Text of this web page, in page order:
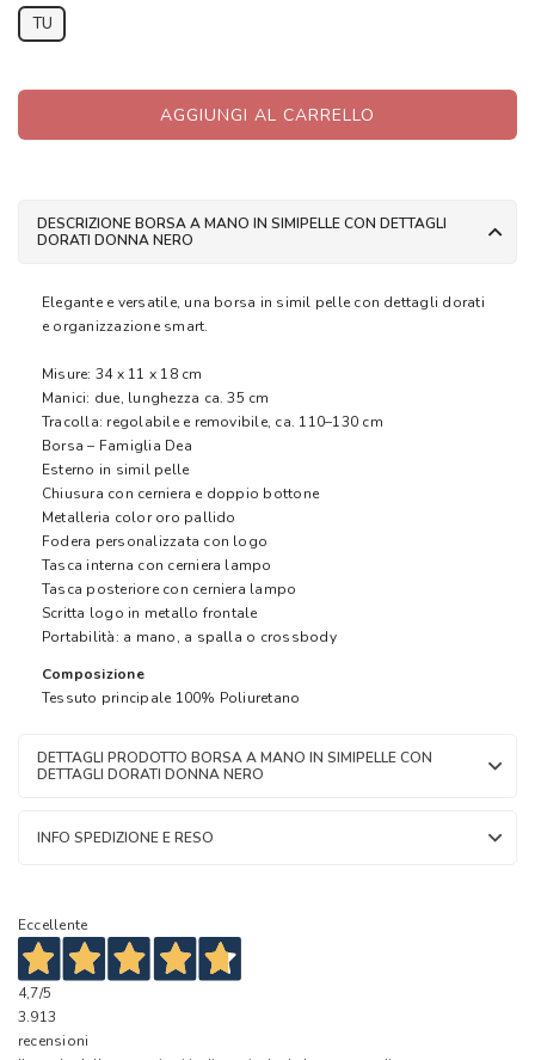
TU
AGGIUNGI AL CARRELLO
DESCRIZIONE BORSA A MANO IN SIMIPELLE CON DETTAGLI
DORATI DONNA NERO
Elegante e versatile, una borsa in simil pelle con dettagli dorati
e organizzazione smart.
Misure: 34 x 11 x 18 cm
Manici: due, lunghezza ca. 35 cm
Tracolla: regolabile e removibile, ca. 110–130 cm
Borsa – Famiglia Dea
Esterno in simil pelle
Chiusura con cerniera e doppio bottone
Metalleria color oro pallido
Fodera personalizzata con logo
Tasca interna con cerniera lampo
Tasca posteriore con cerniera lampo
Scritta logo in metallo frontale
Portabilità: a mano, a spalla o crossbody
Composizione
Tessuto principale 100% Poliuretano
DETTAGLI PRODOTTO BORSA A MANO IN SIMIPELLE CON
DETTAGLI DORATI DONNA NERO
INFO SPEDIZIONE E RESO
Eccellente
4,7/5
3.913
recensioni